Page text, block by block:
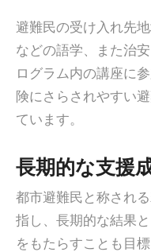
避難民の受け入れ先
などの語学、また治
ログラム内の講座に
険にさらされやすい
ています。
長期的な支援
都市避難民と称され
指し、長期的な結果
をもたらすことも目標